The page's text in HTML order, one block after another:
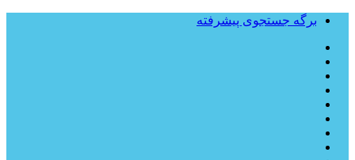
برگه جستجوی پیشرفته